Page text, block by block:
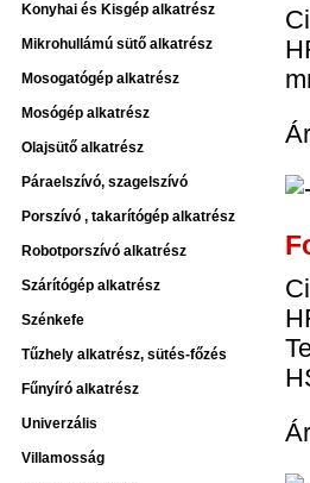
Konyhai és Kisgép alkatrész
Mikrohullámú sütő alkatrész
Mosogatógép alkatrész
Mosógép alkatrész
Olajsütő alkatrész
Páraelszívó, szagelszívó
Porszívó , takarítógép alkatrész
Robotporszívó alkatrész
Szárítógép alkatrész
Szénkefe
Tűzhely alkatrész, sütés-főzés
Fűnyíró alkatrész
Univerzális
Villamosság